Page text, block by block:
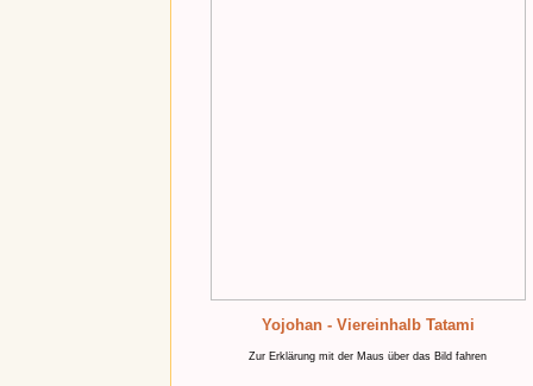
Yojohan - Viereinhalb Tatami
Zur Erklärung mit der Maus über das Bild fahren